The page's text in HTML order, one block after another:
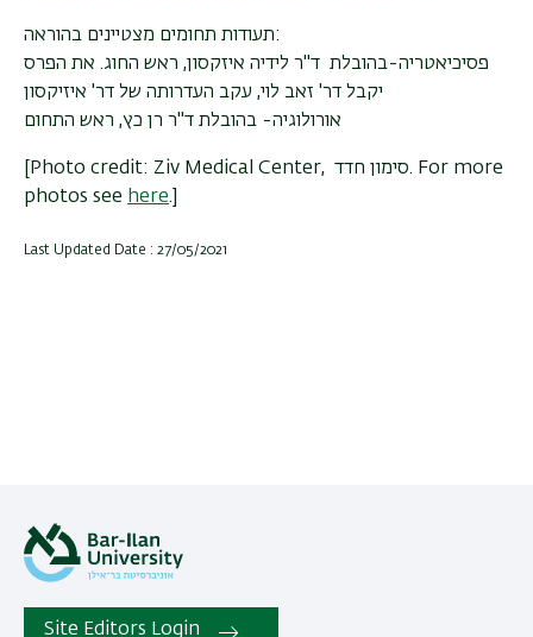
תעודות תחומים מצטיינים בהוראה:
פסיכיאטריה-בהובלת ד"ר לידיה איזקסון, ראש החוג. את הפרס
אורולוגיה- בהובלת ד"ר רן כץ, ראש התחום
[Photo credit: Ziv Medical Center, סימון חדד. For more
photos see here.]
Last Updated Date : 27/05/2021
Site Editors Login